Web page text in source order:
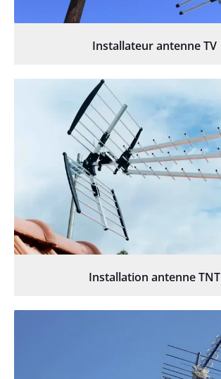
Installateur antenne TV
Installation antenne TNT